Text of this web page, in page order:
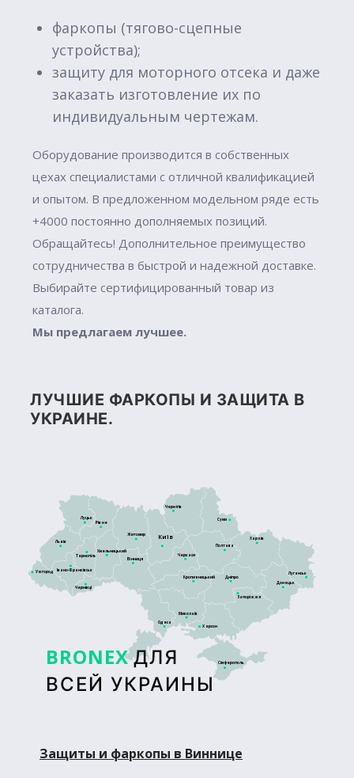
фаркопы (тягово-сцепные
устройства);
защиту для моторного отсека и даже
заказать изготовление их по
индивидуальным чертежам.
Оборудование производится в собственных
цехах специалистами с отличной квалификацией
и опытом. В предложенном модельном ряде есть
+4000 постоянно дополняемых позиций.
Обращайтесь! Дополнительное преимущество
сотрудничества в быстрой и надежной доставке.
Выбирайте сертифицированный товар из
каталога.
Мы предлагаем лучшее.
ЛУЧШИЕ ФАРКОПЫ И ЗАЩИТА В
УКРАИНЕ.
BRONEX ДЛЯ
ВСЕЙ УКРАИНЫ
Сімферополь
Луцьк
Київ
Житомир
Тернопіль
Рівне
Львів
Дніпро
Кропивницький
Харків
Полтава
Черкаси
Суми
Чернігів
Запоріжжя
Херсон
Донецьк
Луганськ
Ужгород
Чернівці
Вінниця
Хмельницький
Івано-Франківськ
Миколаїв
Одеса
Защиты и фаркопы в Виннице